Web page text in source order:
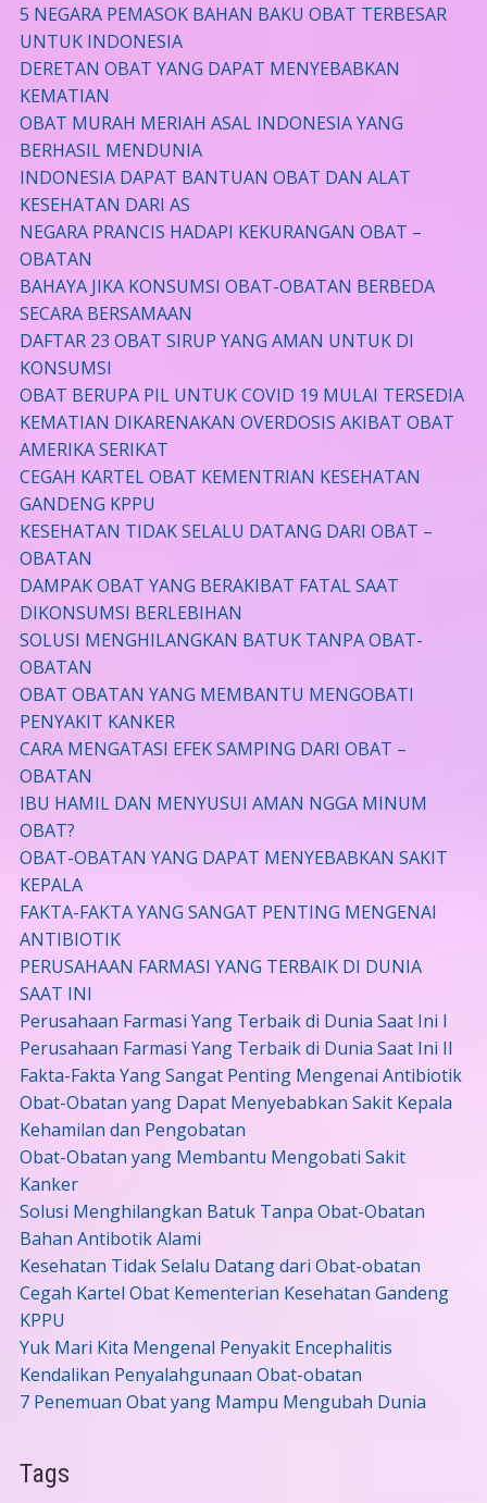
5 NEGARA PEMASOK BAHAN BAKU OBAT TERBESAR
UNTUK INDONESIA
DERETAN OBAT YANG DAPAT MENYEBABKAN
KEMATIAN
OBAT MURAH MERIAH ASAL INDONESIA YANG
BERHASIL MENDUNIA
INDONESIA DAPAT BANTUAN OBAT DAN ALAT
KESEHATAN DARI AS
NEGARA PRANCIS HADAPI KEKURANGAN OBAT –
OBATAN
BAHAYA JIKA KONSUMSI OBAT-OBATAN BERBEDA
SECARA BERSAMAAN
DAFTAR 23 OBAT SIRUP YANG AMAN UNTUK DI
KONSUMSI
OBAT BERUPA PIL UNTUK COVID 19 MULAI TERSEDIA
KEMATIAN DIKARENAKAN OVERDOSIS AKIBAT OBAT
AMERIKA SERIKAT
CEGAH KARTEL OBAT KEMENTRIAN KESEHATAN
GANDENG KPPU
KESEHATAN TIDAK SELALU DATANG DARI OBAT –
OBATAN
DAMPAK OBAT YANG BERAKIBAT FATAL SAAT
DIKONSUMSI BERLEBIHAN
SOLUSI MENGHILANGKAN BATUK TANPA OBAT-
OBATAN
OBAT OBATAN YANG MEMBANTU MENGOBATI
PENYAKIT KANKER
CARA MENGATASI EFEK SAMPING DARI OBAT –
OBATAN
IBU HAMIL DAN MENYUSUI AMAN NGGA MINUM
OBAT?
OBAT-OBATAN YANG DAPAT MENYEBABKAN SAKIT
KEPALA
FAKTA-FAKTA YANG SANGAT PENTING MENGENAI
ANTIBIOTIK
PERUSAHAAN FARMASI YANG TERBAIK DI DUNIA
SAAT INI
Perusahaan Farmasi Yang Terbaik di Dunia Saat Ini I
Perusahaan Farmasi Yang Terbaik di Dunia Saat Ini II
Fakta-Fakta Yang Sangat Penting Mengenai Antibiotik
Obat-Obatan yang Dapat Menyebabkan Sakit Kepala
Kehamilan dan Pengobatan
Obat-Obatan yang Membantu Mengobati Sakit
Kanker
Solusi Menghilangkan Batuk Tanpa Obat-Obatan
Bahan Antibotik Alami
Kesehatan Tidak Selalu Datang dari Obat-obatan
Cegah Kartel Obat Kementerian Kesehatan Gandeng
KPPU
Yuk Mari Kita Mengenal Penyakit Encephalitis
Kendalikan Penyalahgunaan Obat-obatan
7 Penemuan Obat yang Mampu Mengubah Dunia
Tags